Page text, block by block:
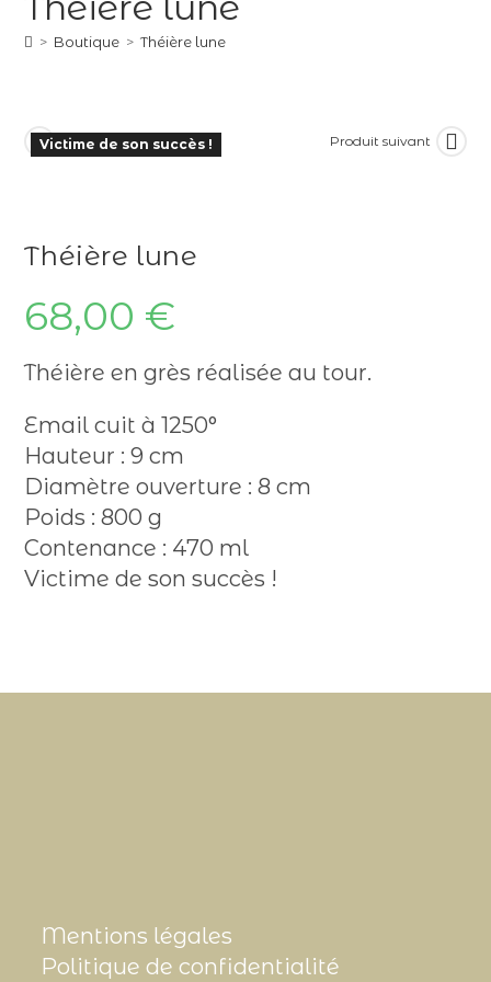
> Boutique > Théière lune
Produit précédent Produit suivant
Victime de son succès !
Théière lune
68,00 €
Théière en grès réalisée au tour.
Email cuit à 1250°
Hauteur : 9 cm
Diamètre ouverture : 8 cm
Poids : 800 g
Contenance : 470 ml
Victime de son succès !
Mentions légales
Politique de confidentialité